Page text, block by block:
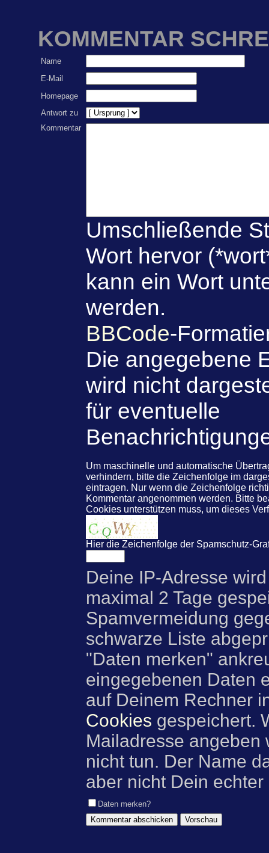
KOMMENTAR
Name
E-Mail
Homepage
Antwort zu
Kommentar
Umschließende
Wort hervor
kann ein Wort
werden.
BBCode-
Die angegebene
wird nicht
für eventuelle
Um maschinelle und automatische
verhindern, bitte die Zeichenfolge im
eintragen. Nur wenn die Zeichenfolge
Kommentar angenommen werden. Bitte
Cookies unterstützen muss, um dieses
Hier die Zeichenfolge der Spamschutz-
Deine IP-Adresse
maximal 2 Tage
Spamvermeidung
schwarze Liste
"Daten merken"
eingegebenen Daten
auf Deinem Rechner
Cookies gespeichert.
Mailadresse angeben
nicht tun. Der Name
aber nicht Dein
Daten merken?